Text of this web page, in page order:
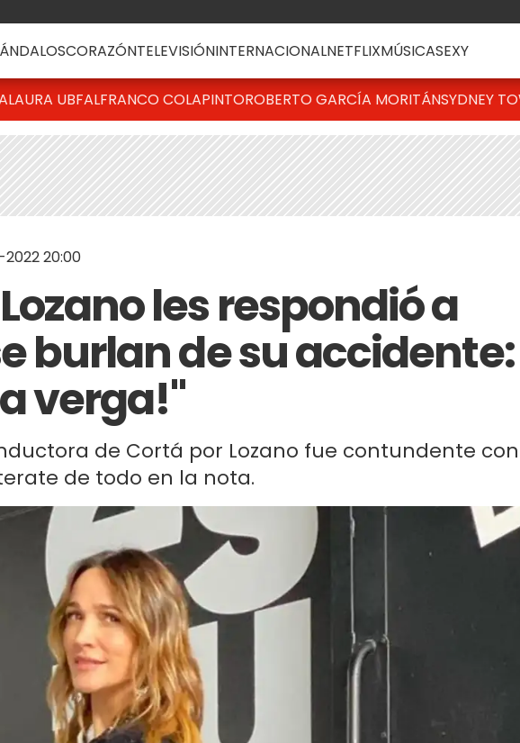
CORAZÓNTELEVISIÓNINTERNACIONALNETFLIXMÚSICASEXY
LAURA UBFALFRANCO COLAPINTOROBERTO GARCÍA MORITÁNSYDNEY
2022 20:00
les respondió a
burlan de su accidente:
verga!"
de Cortá por Lozano fue contundente con
de todo en la nota.